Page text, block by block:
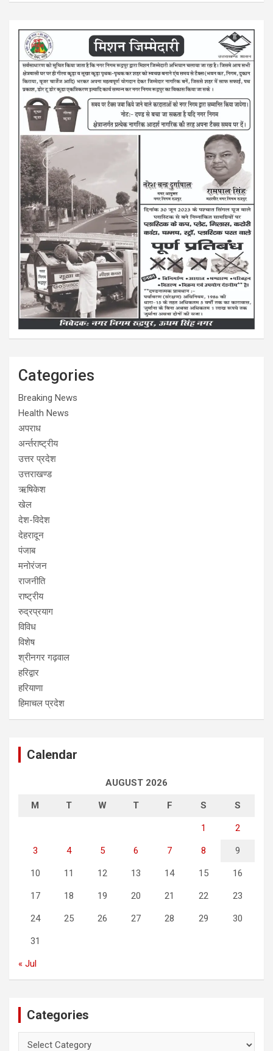
Categories
Breaking News
Health News
अपराध
अर्न्तराष्ट्रीय
उत्तर प्रदेश
उत्तराखण्ड
ऋषिकेश
खेल
देश-विदेश
देहरादून
पंजाब
मनोरंजन
राजनीति
राष्ट्रीय
रुद्रप्रयाग
विविध
विशेष
श्रीनगर गढ़वाल
हरिद्वार
हरियाणा
हिमाचल प्रदेश
Calendar
AUGUST 2026
M T W T F S S
1 2
3 4 5 6 7 8 9
10 11 12 13 14 15 16
17 18 19 20 21 22 23
24 25 26 27 28 29 30
31
« Jul
Categories